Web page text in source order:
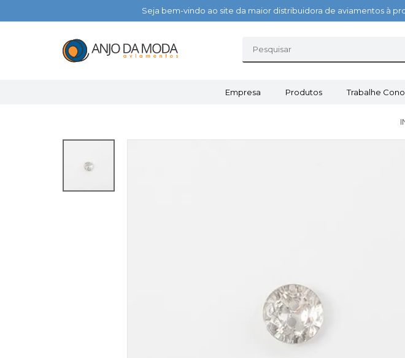
Seja bem-vindo ao site da maior distribuidora de aviamentos à
Empresa Produtos Trabalhe